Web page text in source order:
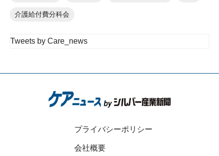
介護給付費分科会
Tweets by Care_news
プライバシーポリシー
会社概要